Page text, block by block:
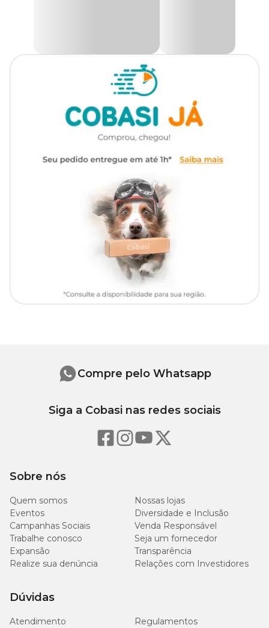
Marca Keldog
Unissex
Carnes selecionadas (mín. 50%): Carne mecanicamente separada
de aves e Fígado de aves; proteína de soja*, farinha de arroz,
propilenoglicol, glicerina derivada de biodiesel de óleo de soja,
cloreto de sódio (sal comum), ácido sórbico, aroma natural de
fumaça (mín 0,1%), hemoglobina desidratada de bovino,
tripolifosfato de sódio, açúcar refinado de cana de açúcar,
titânio, colágeno, aroma de carne (mín. 0,1%), antioxidante BHA e
Eventuais substitutivos: miúdos bovinos, farelo de arroz,
hidrolisado de fígado disidratado de aves.
* Espécies doadoras dos genes transgênicos: Agrobacterium
tumefaciens, Arabidopsis thaliana, Bacillus thuringiensis,
Streptomyces viridochromogenes.
g/kg
Matéria fibrosa (Máx.)
Matéria mineral (Máx.)
Cálcio (Mín.)
600
mg/kg
Cálcio (Máx.)
30
g/kg
3%
Fósforo (Mín.)
Sobre nós
Quem somos
Nossas lojas
Eventos
Diversidade e Inclusão
Campanhas Sociais
Venda Responsável
Trabalhe conosco
Seja um fornecedor
Expansão
Transparência
Realize sua denúncia
Relações com Investidores
Dúvidas
Atendimento
Regulamentos
Compre pelo Whatsapp
Siga a Cobasi nas redes sociais